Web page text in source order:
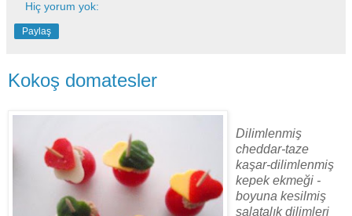
Hiç yorum yok:
Paylaş
Kokoş domatesler
Dilimlenmiş
cheddar-taze
kaşar-dilimlenmiş
kepek ekmeği -
boyuna kesilmiş
salatalık dilimleri